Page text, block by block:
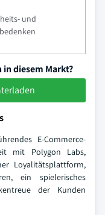
und
in diesem Markt?
E-Commerce-
mit Polygon Labs,
Loyalitätsplattform,
ein spielerisches
der Kunden